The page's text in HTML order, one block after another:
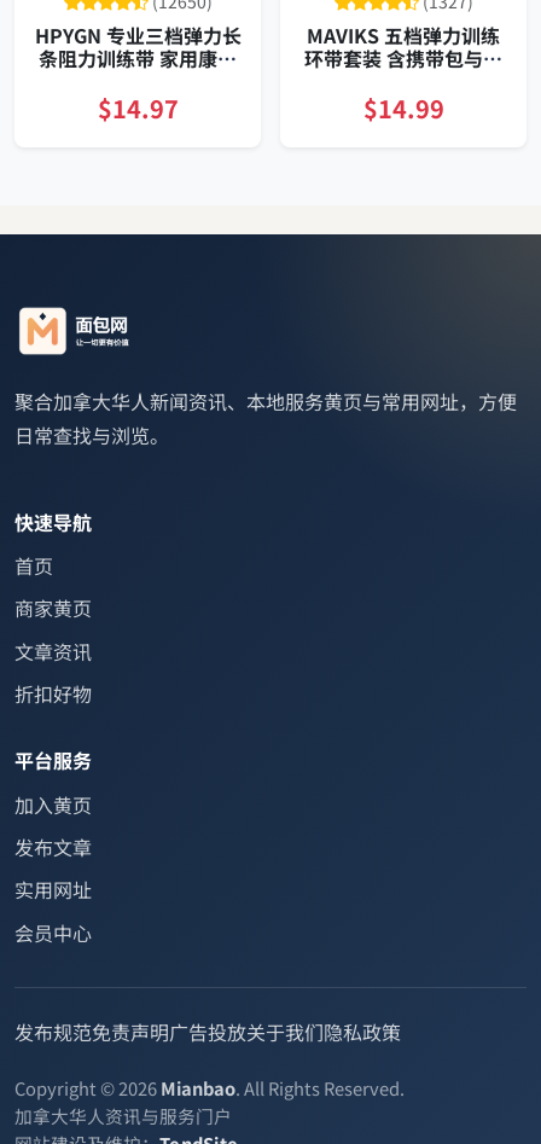
HPYGN 专业三档弹力长
条阻力训练带 家用康复
$14.97
MAVIKS 五档弹力训练
环带套装 含携带包与康
物理治疗适用
$14.99
聚合加拿大华人新闻资讯、本地服务黄页与常用网址，方便
日常查找与浏览。
快速导航
首页
商家黄页
文章资讯
折扣好物
平台服务
加入黄页
发布文章
实用网址
会员中心
发布规范免责声明广告投放关于我们隐私政策
Copyright © 2026Mianbao. All Rights Reserved.
加拿大华人资讯与服务门户